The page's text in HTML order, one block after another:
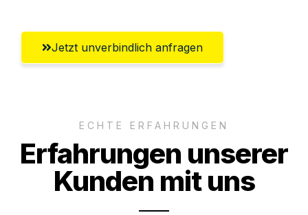
Jetzt unverbindlich anfragen
ECHTE ERFAHRUNGEN
Erfahrungen unserer
Kunden mit uns